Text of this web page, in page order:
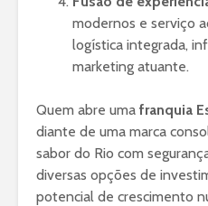
modernos e serviço
logística integrada,
marketing atuante.
Quem abre uma franquia
diante de uma marca
sabor do Rio com
diversas opções de
potencial de crescimento